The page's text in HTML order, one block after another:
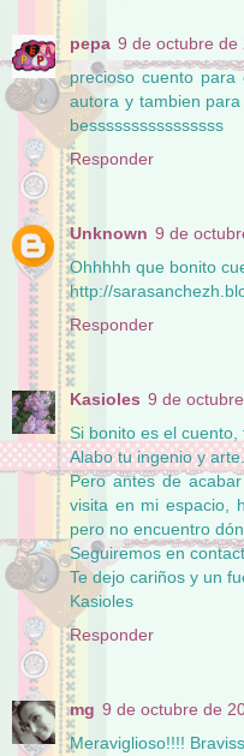
pepa 9 de octubre de
precioso cuento
autora y tambien
bessssssssssssssss
Responder
Unknown 9 de
Ohhhhh que bonito
http://
Responder
Kasioles 9 de
Si bonito es el
Alabo tu ingenio y
Pero antes de
visita en mi espacio,
pero no encuentro
Seguiremos en
Te dejo cariños y un
Kasioles
Responder
mg 9 de octubre de
Meraviglioso!!!!